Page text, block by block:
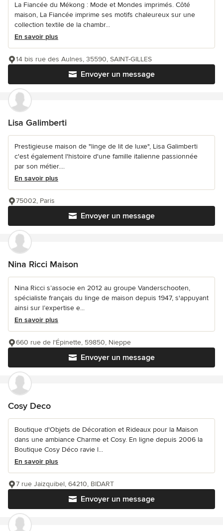
La Fiancée du Mékong : Mode et Mondes imprimés. Côté
maison, La Fiancée imprime ses motifs chaleureux sur une
collection textile de la chambr...
En savoir plus
Envoyer un message
14 bis rue des Aulnes, 35590, SAINT-GILLES
Lisa Galimberti
Prestigieuse maison de "linge de lit de luxe", Lisa Galimberti
c'est également l'histoire d'une famille italienne passionnée
par son métier....
En savoir plus
Envoyer un message
75002, Paris
Nina Ricci Maison
Nina Ricci s’associe en 2012 au groupe Vanderschooten,
spécialiste français du linge de maison depuis 1947, s'appuyant
ainsi sur l’expertise e...
En savoir plus
Envoyer un message
660 rue de l'Épinette, 59850, Nieppe
Cosy Deco
Boutique d'Objets de Décoration et Rideaux pour la Maison
dans une ambiance Charme et Cosy. En ligne depuis 2006 la
Boutique Cosy Déco ravie l...
En savoir plus
Envoyer un message
7 rue Jaizquibel, 64210, BIDART